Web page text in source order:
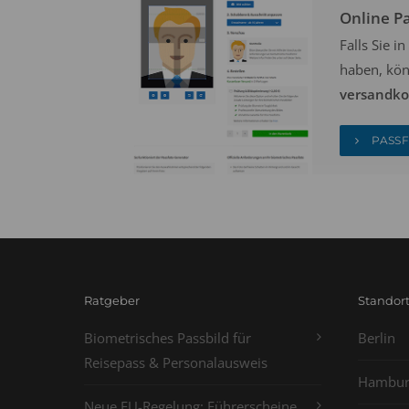
Online
Falls Sie
haben,
Ratgeber
Biometrisches Passbild für
Reisepass & Personalausweis
Berlin